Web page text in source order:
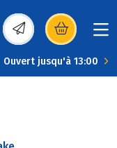
(s’ouvre dans une
Ouvert jusqu'à 13:00